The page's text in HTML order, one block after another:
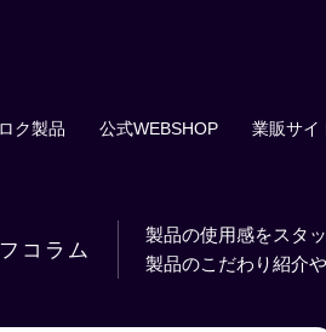
ク製品 公式WEBSHOP 業販サイ
コラム
製品の使用感をスタ
製品のこだわり紹介